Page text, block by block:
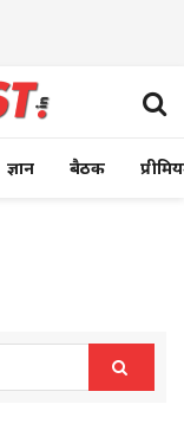
ज्ञान बैठक